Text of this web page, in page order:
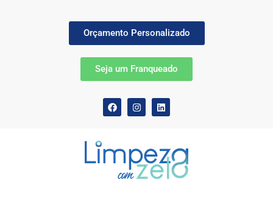
Orçamento Personalizado
Seja um Franqueado